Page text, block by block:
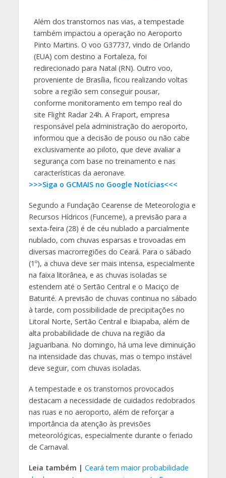
Além dos transtornos nas vias, a tempestade
também impactou a operação no Aeroporto
Pinto Martins. O voo G37737, vindo de Orlando
(EUA) com destino a Fortaleza, foi
redirecionado para Natal (RN). Outro voo,
proveniente de Brasília, ficou realizando voltas
sobre a região sem conseguir pousar,
conforme monitoramento em tempo real do
site Flight Radar 24h. A Fraport, empresa
responsável pela administração do aeroporto,
informou que a decisão de pouso ou não cabe
exclusivamente ao piloto, que deve avaliar a
segurança com base no treinamento e nas
características da aeronave.
>>>Siga o GCMAIS no Google Notícias<<<
Segundo a Fundação Cearense de Meteorologia e
Recursos Hídricos (Funceme), a previsão para a
sexta-feira (28) é de céu nublado a parcialmente
nublado, com chuvas esparsas e trovoadas em
diversas macrorregiões do Ceará. Para o sábado
(1º), a chuva deve ser mais intensa, especialmente
na faixa litorânea, e as chuvas isoladas se
estendem até o Sertão Central e o Maciço de
Baturité. A previsão de chuvas continua no sábado
à tarde, com possibilidade de precipitações no
Litoral Norte, Sertão Central e Ibiapaba, além de
alta probabilidade de chuva na região da
Jaguaribana. No domingo, há uma leve diminuição
na intensidade das chuvas, mas o tempo instável
deve seguir, com chuvas isoladas.
A tempestade e os transtornos provocados
destacam a necessidade de cuidados redobrados
nas ruas e no aeroporto, além de reforçar a
importância da atenção às previsões
meteorológicas, especialmente durante o feriado
de Carnaval.
Leia também | Ceará tem maior probabilidade